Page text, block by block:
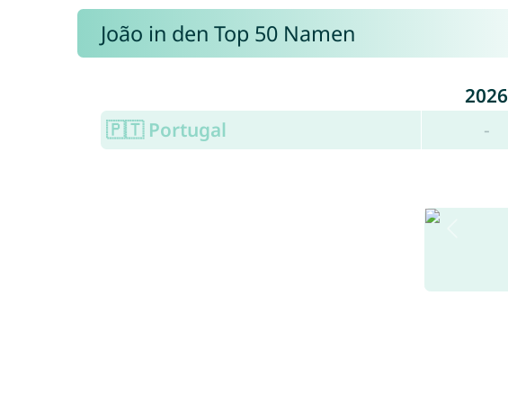
João in den Top 50 Namen
2026
🇵🇹 Portugal
-